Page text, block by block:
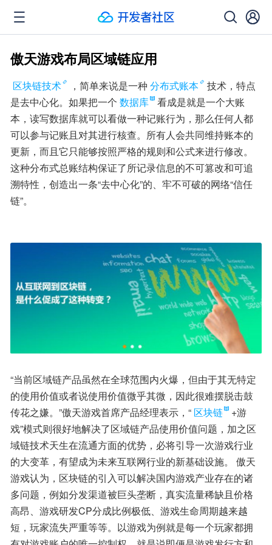
傲天游戏布局区域链应用
区块链技术 ，简单来说是一种 分布式账本
技术，特点
是去中心化。如果把一个 数据库
看成是就是一个大账
本，读写数据库就可以看做一种记账行为，那么任何人都
可以参与记账且对其进行核查。所有人会共同维持账本的
更新，而且它只能够按照严格的规则和公式来进行修改。
这种分布式总账结构保证了所记录信息的不可篡改和可追
溯特性，创造出一条“去中心化”的、牢不可破的网络“信任
链”。
“当前区域链产品虽然在全球范围内火爆，但由于其无特定
的使用价值或者说使用价值微乎其微，因此很难摆脱击鼓
传花之嫌。”傲天游戏首席产品经理表示，“ 区块链
+游
戏”模式则很好地解决了区域链产品使用价值问题，加之区
域链技术天生在流通方面的优势，必将引导一次游戏行业
的大变革，有望成为未来互联网行业的新基础设施。 傲天
游戏认为，区块链的引入可以解决国内游戏产业存在的诸
多问题，例如分发渠道被巨头垄断，真实流量稀缺且价格
高昂、游戏研发CP分成比例极低、游戏生命周期越来越
短，玩家流失严重等等。以游戏为例就是每一个玩家都拥